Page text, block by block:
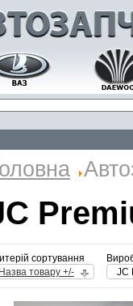
сортування
Назва товару +/-
JC